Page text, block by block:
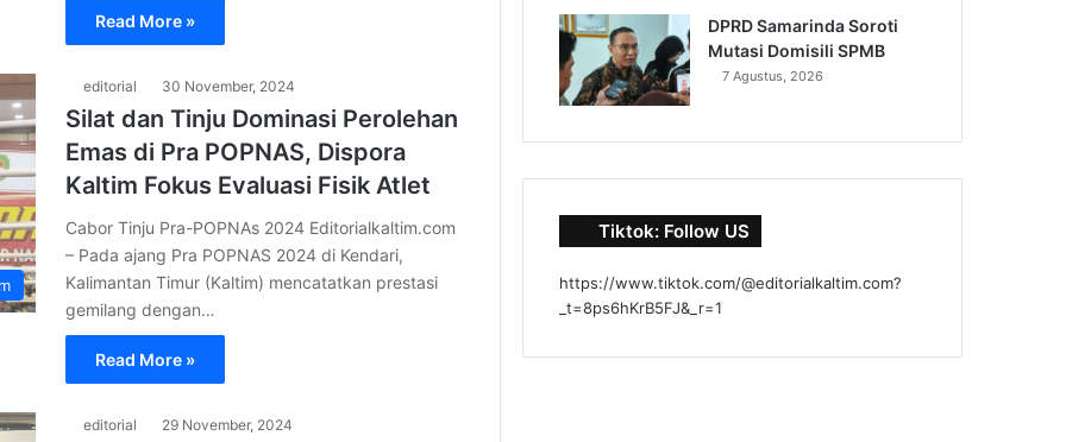
Read More »
editorial 30 November, 2024
Silat dan Tinju Dominasi Perolehan
Emas di Pra POPNAS, Dispora
Kaltim Fokus Evaluasi Fisik Atlet
Cabor Tinju Pra-POPNAs 2024 Editorialkaltim.com
– Pada ajang Pra POPNAS 2024 di Kendari,
Kalimantan Timur (Kaltim) mencatatkan prestasi
gemilang dengan…
Read More »
editorial 29 November, 2024
DPRD Samarinda Soroti
Mutasi Domisili SPMB
7 Agustus, 2026
Tiktok: Follow US
https://www.tiktok.com/@editorialkaltim.com?
_t=8ps6hKrB5FJ&_r=1